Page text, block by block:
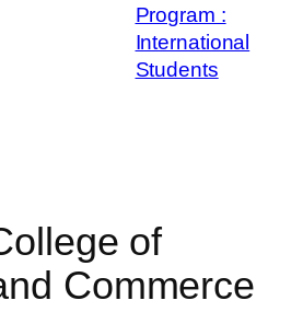
Program :
International
Students
of
Commerce